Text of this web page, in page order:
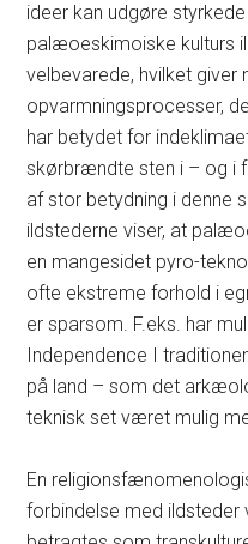
ideer kan udgøre
palæoeskimoiske kulturs
velbevarede, hvilket giver
opvarmningsprocesser,
har betydet for
skørbrændte sten i – og i
af stor betydning i denne
ildstederne viser, at
en mangesidet pyro-
ofte ekstreme forhold i
er sparsom. F.eks. har
Independence I
på land – som det
teknisk set været mulig
En
forbindelse med ildsteder